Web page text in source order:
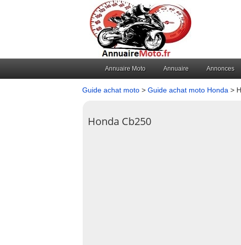
Annuaire Moto Annuaire Annonces
Guide achat moto > Guide achat moto Honda >
Honda Cb250